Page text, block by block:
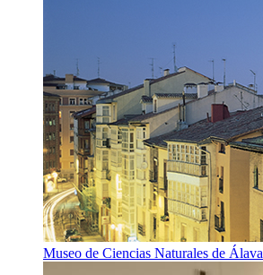
Museo de Ciencias Naturales de Álava